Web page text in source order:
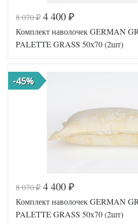
Код товара
Артикул
GG-455070
Ткань
Мако-сатин
жаккардовый
Размер
наволочек
50х70 (2шт)
Производитель
Код товара
Артикул
GG-405070
Ткань
Мако-сатин
жаккардовый
8 070₽ 4 400 ₽
Комплект наволочек GERMAN
PALETTE GRASS 50х70 (2шт)
-45%
8 070₽ 4 400 ₽
Комплект наволочек GERMAN
PALETTE GRASS 50х70 (2шт)